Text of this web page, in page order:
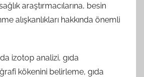
araştırmacılarına, besin
alışkanlıkları hakkında önemli
izotop analizi, gıda
kökenini belirleme, gıda